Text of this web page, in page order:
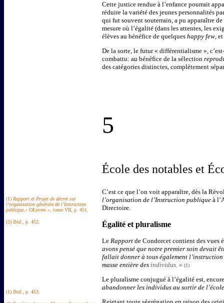
Cette justice rendue à l’enfance pourrait
réduire la variété des jeunes personnalités
qui fut souvent souterrain, a pu apparaître
mesure où l’égalité (dans les attentes, les
élèves au bénéfice de quelques happy few,
De la sorte, le futur « différentialisme »,
combattu: au bénéfice de la sélection
des catégories distinctes, complètement
(1) Rapport et Projet de décret sur
l’organisation générale de l’Instruction
publique,« OEuvres », tome VII, p. 451.
(2) Ibid. , p. 452.
(1) Ibid. , p. 453.
5
École des notables et
C’est ce que l’on voit apparaître, dès la
l’organisation de l’Instruction publique à
Directoire.
Égalité et pluralisme
Le Rapport de Condorcet contient des vues
avons pensé que notre premier soin devait
fallait donner à tous également l’instruction
masse entière des individus. » (1)
Le pluralisme conjugué à l’égalité est,
abandonner les individus au sortir de